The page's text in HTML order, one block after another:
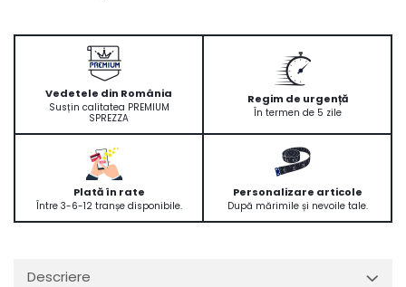
Vedetele din România
Susțin calitatea PREMIUM
SPREZZA
Regim de urgență
În termen de 5 zile
Plată în rate
Între 3-6-12 tranșe disponibile.
Personalizare articole
După mărimile și nevoile tale.
Descriere